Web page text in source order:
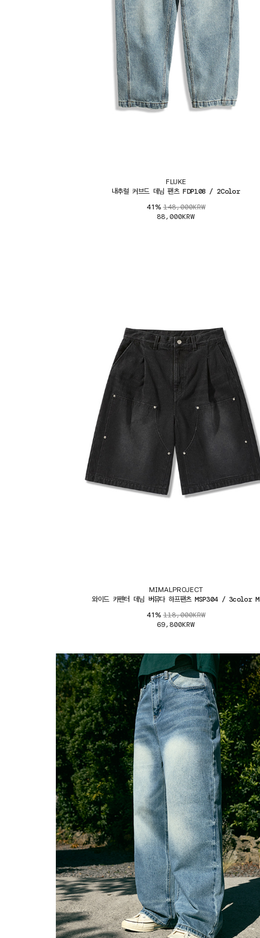
FLUKE
내추럴 커브드 데님 팬츠 FDP108 / 2Color
41%148,000KRW
88,000KRW
MIMALPROJECT
와이드 카펜터 데님 버뮤다 하프팬츠 MSP304 / 3color M
41%118,000KRW
69,800KRW